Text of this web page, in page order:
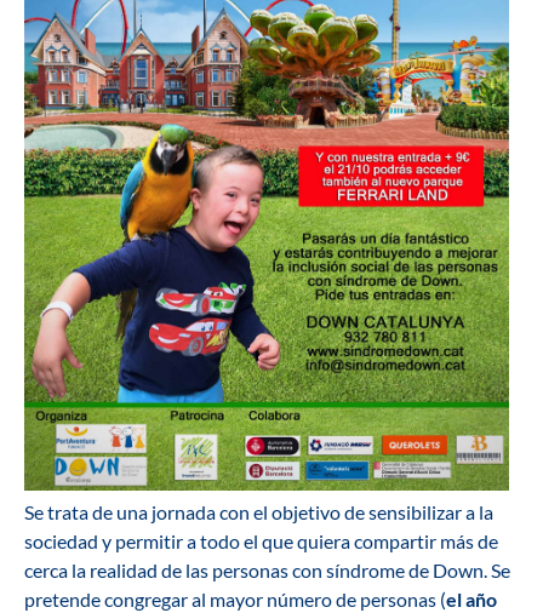
Se trata de una jornada con el objetivo de sensibilizar a la
sociedad y permitir a todo el que quiera compartir más de
cerca la realidad de las personas con síndrome de Down. Se
pretende congregar al mayor número de personas (el año